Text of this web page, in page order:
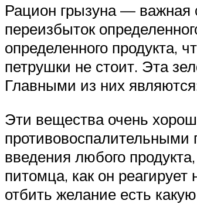
Рацион грызуна — важная
переизбыток
определенного продукта,
петрушки не стоит. Эта
Главными из них
Эти вещества очень
введения любого
питомца, как он
отбить желание есть